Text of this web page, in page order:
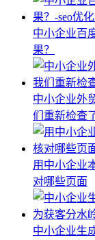
中小企业百
果？
中小企业外
们重新检查
用中小企业
对哪些页面
中小企业生